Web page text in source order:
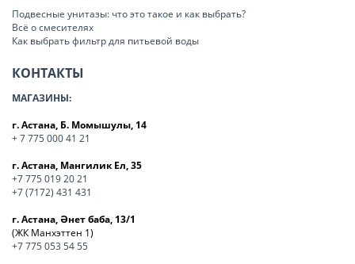
Подвесные унитазы: что это такое и как выбрать?
Всё о смесителях
Как выбрать фильтр для питьевой воды
КОНТАКТЫ
МАГАЗИНЫ:
г. Астана, Б. Момышулы, 14
+ 7 775 000 41 21
г. Астана, Мангилик Ел, 35
+7 775 019 20 21
+7 (7172) 431 431
г. Астана, Әнет баба, 13/1
(ЖК Манхэттен 1)
+7 775 053 54 55